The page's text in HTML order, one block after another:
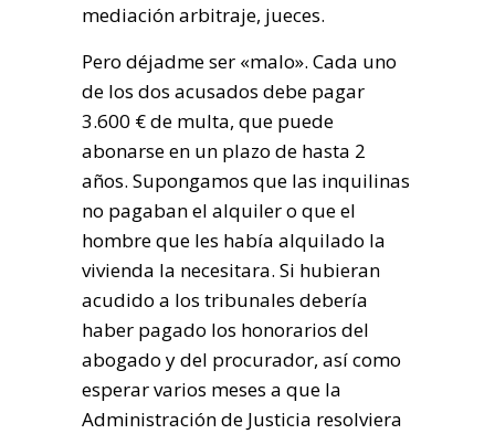
mediación arbitraje, jueces.
Pero déjadme ser «malo». Cada uno
de los dos acusados debe pagar
3.600 € de multa, que puede
abonarse en un plazo de hasta 2
años. Supongamos que las inquilinas
no pagaban el alquiler o que el
hombre que les había alquilado la
vivienda la necesitara. Si hubieran
acudido a los tribunales debería
haber pagado los honorarios del
abogado y del procurador, así como
esperar varios meses a que la
Administración de Justicia resolviera